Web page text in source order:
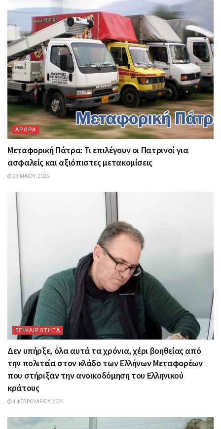
ΑΡΘΡΑ
Μεταφορική Πάτρα: Τι επιλέγουν οι Πατρινοί για
ασφαλείς και αξιόπιστες μετακομίσεις
23 ΜΑΪ́ΟΥ, 2025
ΕΠΙΚΑΙΡΟΤΗΤΑ
Δεν υπήρξε, όλα αυτά τα χρόνια, χέρι βοηθείας από
την πολιτεία στον κλάδο των Ελλήνων Μεταφορέων
που στήριξαν την ανοικοδόμηση του Ελληνικού
κράτους
4 ΦΕΒΡΟΥΑΡΊΟΥ, 2024